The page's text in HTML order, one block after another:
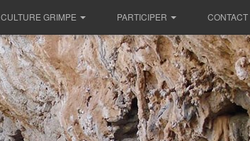
CULTURE GRIMPE PARTICIPER CONTACT